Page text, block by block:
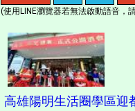
(使用LINE瀏覽器若無法啟動語音，
高雄陽明生活圈學區迎